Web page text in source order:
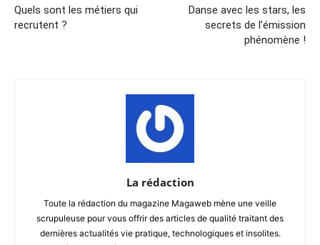
Quels sont les métiers qui
recrutent ?
Danse avec les stars, les
secrets de l’émission
phénomène !
La rédaction
Toute la rédaction du magazine Magaweb mène une veille
scrupuleuse pour vous offrir des articles de qualité traitant des
dernières actualités vie pratique, technologiques et insolites.